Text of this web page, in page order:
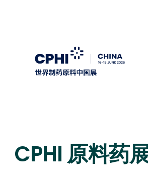
CPHI 原料药